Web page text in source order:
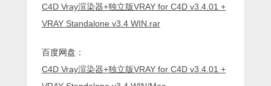
C4D Vray渲染器+独立版VRAY for C4D v3.4.01 +
VRAY Standalone v3.4 WIN.rar
百度网盘：
C4D Vray渲染器+独立版VRAY for C4D v3.4.01 +